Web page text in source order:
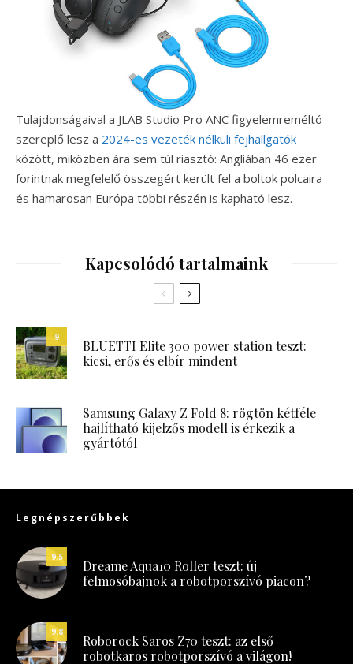
Tulajdonságaival a JLAB Studio Pro ANC figyelemreméltó
szereplő lesz a 2024-es vezeték nélküli fejhallgatók
között, miközben ára sem túl riasztó: Angliában 46 ezer
forintnak megfelelő összegért került fel a boltok polcaira
és hamarosan Európa többi részén is kapható lesz.
Kapcsolódó tartalmaink
9
BLUETTI Elite 300 power station teszt:
kicsi, erős és elbír mindent
Samsung Galaxy Z Fold 8: rögtön kétféle
hajlítható kijelzős modell is érkezik a
gyártótól
Legnépszerűbbek
9.5
Dreame Aqua10 Roller teszt: új
felmosóbajnok a robotporszívó piacon?
9.8
Roborock Saros Z70 teszt: az első
robotkaros robotporszívó a világon!